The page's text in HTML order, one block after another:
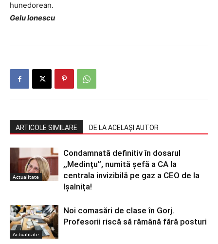
hunedorean.
Gelu Ionescu
ARTICOLE SIMILARE DE LA ACELAȘI AUTOR
Actualitate
Condamnată definitiv în dosarul
,,Medințu”, numită șefă a CA la
centrala invizibilă pe gaz a CEO de la
Ișalnița!
Actualitate
Noi comasări de clase în Gorj.
Profesorii riscă să rămână fără posturi